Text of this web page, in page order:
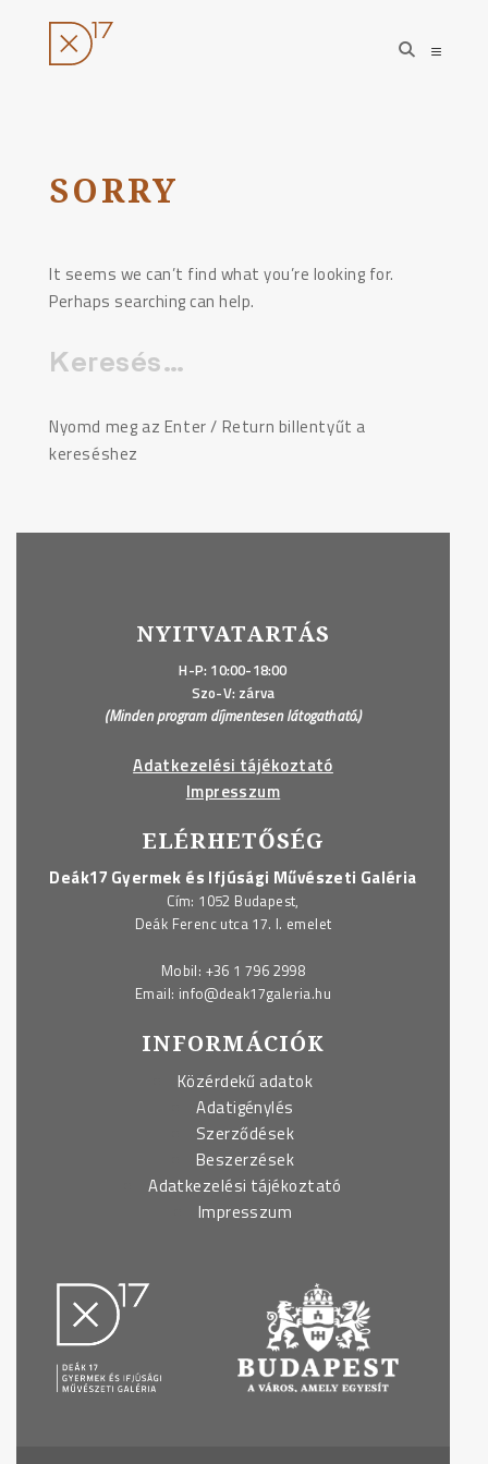
tartalomhoz
open
search
open
SORRY
It seems we can’t find what you’re looking for.
Perhaps searching can help.
Keresés:
Nyomd meg az Enter / Return billentyűt a
kereséshez
NYITVATARTÁS
H-P: 10:00-18:00
Szo-V: zárva
(Minden program díjmentesen látogatható.)
Adatkezelési tájékoztató
Impresszum
ELÉRHETŐSÉG
Deák17 Gyermek és Ifjúsági Művészeti Galéria
Cím: 1052 Budapest,
Deák Ferenc utca 17. I. emelet
Mobil: +36 1 796 2998
Email: info@deak17galeria.hu
INFORMÁCIÓK
Közérdekű adatok
Adatigénylés
Szerződések
Beszerzések
Adatkezelési tájékoztató
Impresszum